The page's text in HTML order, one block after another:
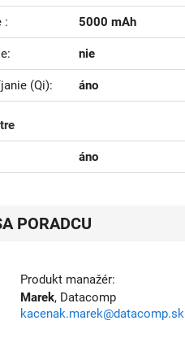
5000 mAh
nie
(Qi) áno
áno
PORADCU
Produkt manažér:
Marek, Datacomp
kacenak.marek@datacomp.sk